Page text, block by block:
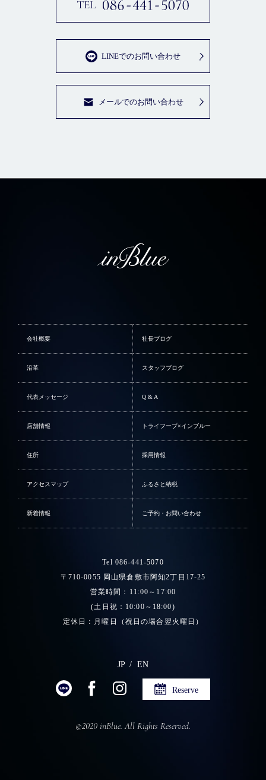
LINEでのお問い合わせ
メールでのお問い合わせ
会社概要 社長ブログ
沿革 スタッフブログ
代表メッセージ Q & A
店舗情報 トライフープ×インブルー
住所 採用情報
アクセスマップ ふるさと納税
新着情報 ご予約・お問い合わせ
Tel 086-441-5070
〒710-0055 岡山県倉敷市阿知2丁目17-25
営業時間：11:00～17:00
(土日祝：10:00～18:00)
定休日：月曜日（祝日の場合翌火曜日）
JP EN
Reserve
©2020 inBlue. All Rights Reserved.